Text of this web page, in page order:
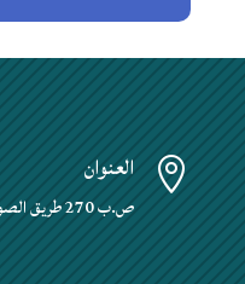
 العنوان
ص.ب 270 طريق الصومعة البليدة